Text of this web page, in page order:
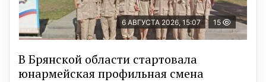
6 АВГУСТА 2026, 15:07 15
В Брянской области стартовала
юнармейская профильная смена